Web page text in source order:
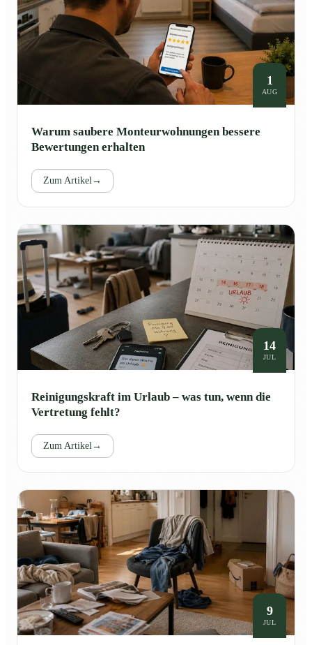
1
AUG
Warum saubere Monteurwohnungen bessere
Bewertungen erhalten
Zum Artikel →
14
JUL
Reinigungskraft im Urlaub – was tun, wenn die
Vertretung fehlt?
Zum Artikel →
9
JUL